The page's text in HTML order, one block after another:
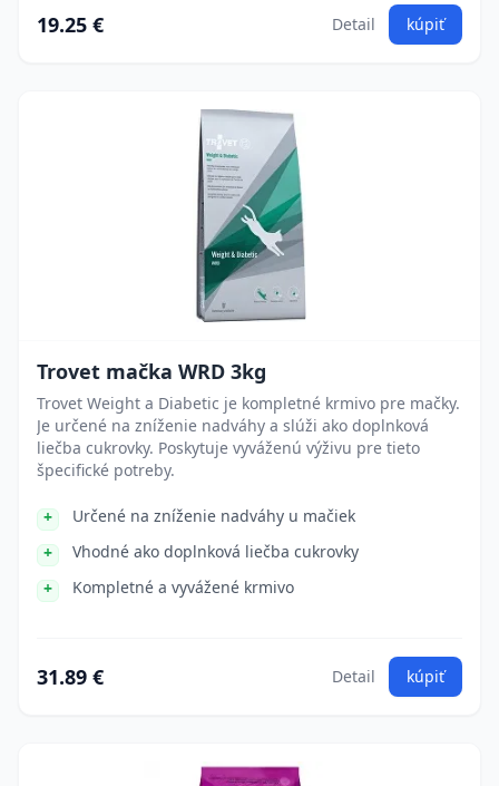
19.25 € Detail kúpiť
Trovet mačka WRD 3kg
Trovet Weight a Diabetic je kompletné krmivo pre mačky.
Je určené na zníženie nadváhy a slúži ako doplnková
liečba cukrovky. Poskytuje vyváženú výživu pre tieto
špecifické potreby.
Určené na zníženie nadváhy u mačiek
Vhodné ako doplnková liečba cukrovky
Kompletné a vyvážené krmivo
31.89 € Detail kúpiť